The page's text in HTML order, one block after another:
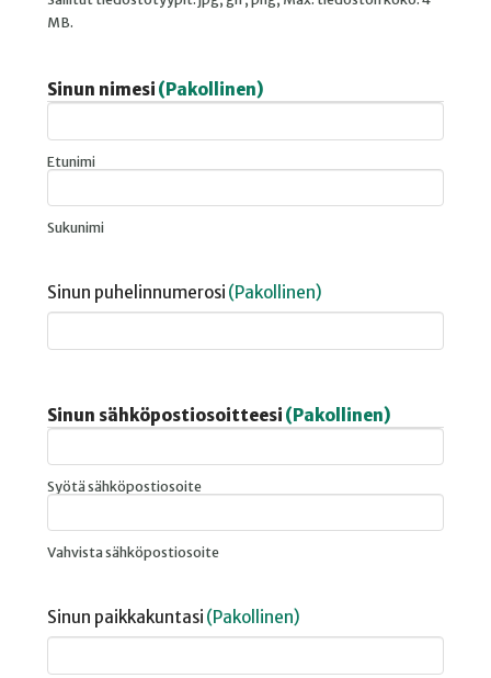
MB.
Sinun nimesi (Pakollinen)
Etunimi
Sukunimi
Sinun puhelinnumerosi (Pakollinen)
Sinun sähköpostiosoitteesi (Pakollinen)
Syötä sähköpostiosoite
Vahvista sähköpostiosoite
Sinun paikkakuntasi (Pakollinen)